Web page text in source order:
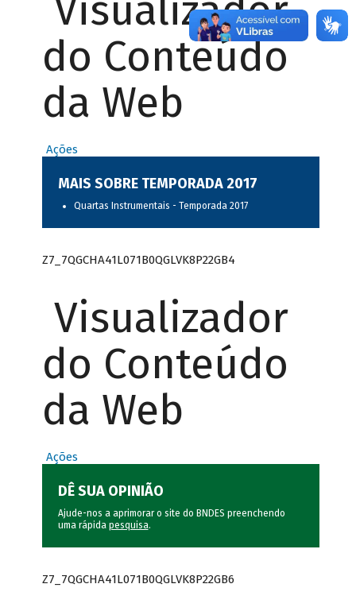
Visualizador
do Conteúdo
da Web
Ações
MAIS SOBRE TEMPORADA 2017
Quartas Instrumentais - Temporada 2017
Z7_7QGCHA41L071B0QGLVK8P22GB4
Visualizador
do Conteúdo
da Web
Ações
DÊ SUA OPINIÃO
Ajude-nos a aprimorar o site do BNDES preenchendo
uma rápida pesquisa.
Z7_7QGCHA41L071B0QGLVK8P22GB6